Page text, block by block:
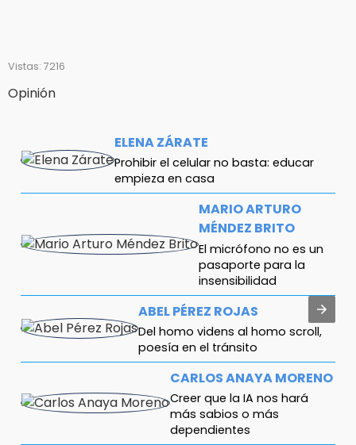
Vistas: 7216
Opinión
ELENA ZÁRATE
Prohibir el celular no basta: educar
empieza en casa
MARIO ARTURO
MÉNDEZ BRITO
El micrófono no es un
pasaporte para la
insensibilidad
ABEL PÉREZ ROJAS
Del homo videns al homo scroll,
poesía en el tránsito
CARLOS ANAYA MORENO
Creer que la IA nos hará
más sabios o más
dependientes